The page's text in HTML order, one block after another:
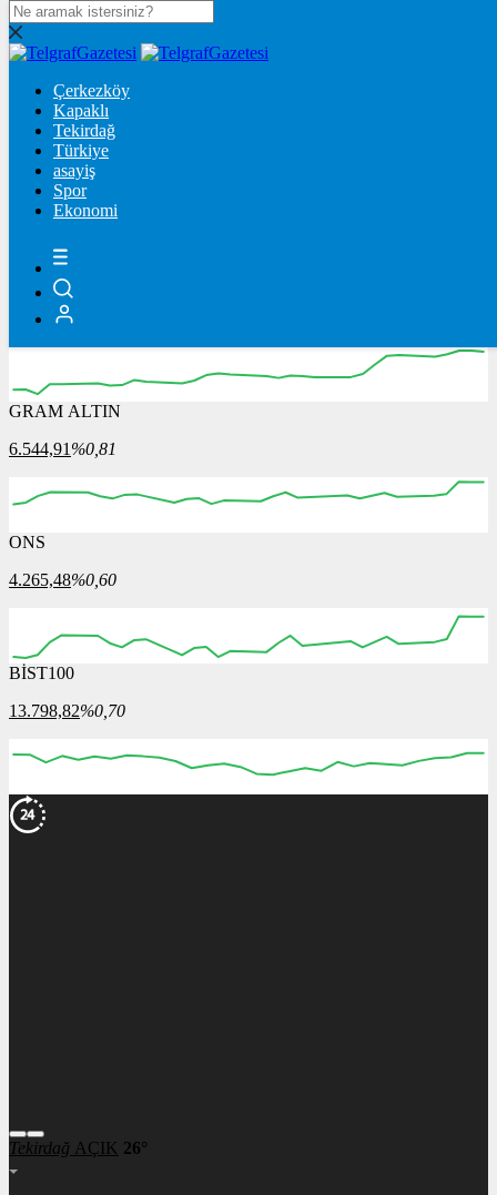
DOLAR
47,7113$% 0.16
EURO
55,0425€% 0
STERLİN
64,2552£
GRAM ALTIN
6.544,91 %0,81
ONS
4.265,48%0,60
BİST100
13.798,82%0,70
Çerkezköy
Kapaklı
Tekirdağ
Türkiye
asayiş
Spor
Ekonomi
Tekirdağ AÇIK 26°